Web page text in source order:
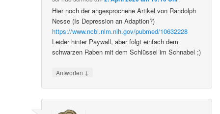
Hier noch der angesprochene Artikel von Randolph
Nesse (Is Depression an Adaption?)
https://www.ncbi.nlm.nih.gov/pubmed/10632228
Leider hinter Paywall, aber folgt einfach dem
schwarzen Raben mit dem Schlüssel im Schnabel ;)
Antworten ↓